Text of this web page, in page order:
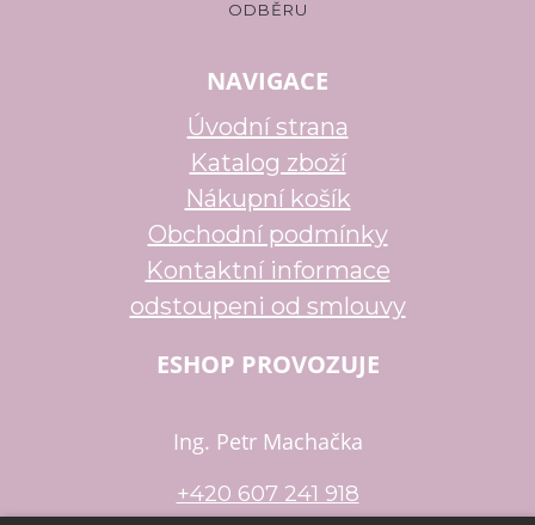
NAVIGACE
Úvodní strana
Katalog zboží
Nákupní košík
Obchodní podmínky
Kontaktní informace
odstoupeni od smlouvy
ESHOP PROVOZUJE
Ing. Petr Machačka
+420 607 241 918